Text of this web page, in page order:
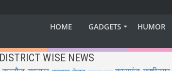
HOME GADGETS HUMOR
DISTRICT WISE NEWS